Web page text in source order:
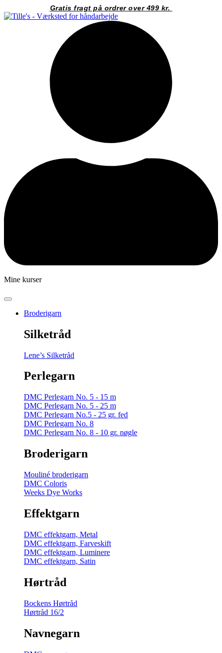
til
Gratis fragt på ordrer over 499 kr.
Mine kurser
Broderigarn
Silketråd
Lene’s Silketråd
Perlegarn
DMC Perlegarn No. 5 - 15 m
DMC Perlegarn No. 5 - 25 m
DMC Perlegarn No.5 - 25 gr. fed
DMC Perlegarn No. 8
DMC Perlegarn No. 8 - 10 gr. nøgle
Broderigarn
Mouliné broderigarn
DMC Coloris
Weeks Dye Works
Effektgarn
DMC effektgarn, Metal
DMC effektgarn, Farveskift
DMC effektgarn, Luminere
DMC effektgarn, Satin
Hørtråd
Bockens Hørtråd
Hørtråd 16/2
Navnegarn